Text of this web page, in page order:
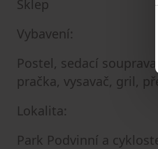
Sklep
Vybavení:
Postel, sedací
pračka, vysavač, gril,
Lokalita:
Park Podvinní a